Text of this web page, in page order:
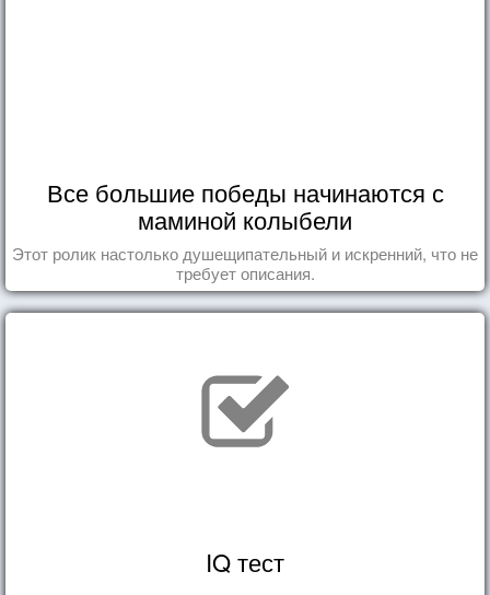
Все большие победы начинаются с
маминой колыбели
Этот ролик настолько душещипательный и искренний, что не
требует описания.
IQ тест